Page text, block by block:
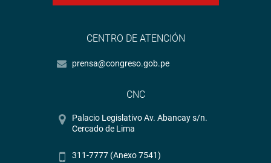
CENTRO DE ATENCIÓN
prensa@congreso.gob.pe
CNC
Palacio Legislativo Av. Abancay s/n.
Cercado de Lima
311-7777 (Anexo 7541)